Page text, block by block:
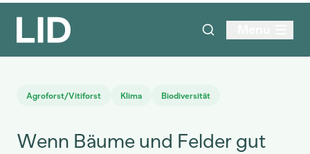
Agroforst/Vitiforst Klima Biodiversität
Wenn Bäume und Felder gut